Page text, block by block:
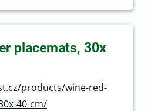
placemats, 30x
products/wine-red-
40-cm/